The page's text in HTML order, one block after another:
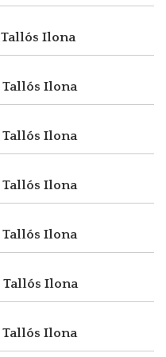
Tallós Ilona
Tallós Ilona
Tallós Ilona
Tallós Ilona
Tallós Ilona
Tallós Ilona
Tallós Ilona